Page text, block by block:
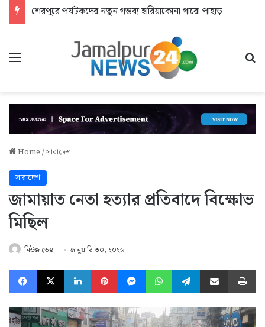
শেরপুরে পর্যটকদের নতুন গন্তব্য হারিয়াকোনা গারো পাহাড়
Menu
Home/সারাদেশ
সারাদেশ
জামায়াত নেতা হত্যার প্রতিবাদে বিক্ষোভ
মিছিল
নিউজ ডেস্ক জানুয়ারি ৩০, ২০২৬
Facebook
X LinkedInPinterestMessengerWhatsAppTelegramShare via Email